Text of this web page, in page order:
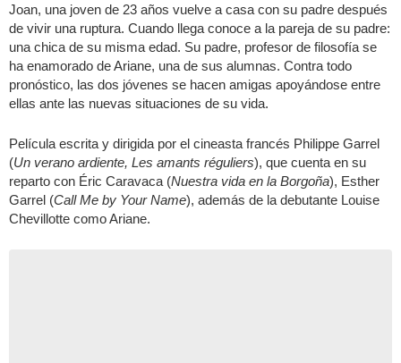
Joan, una joven de 23 años vuelve a casa con su padre después
de vivir una ruptura. Cuando llega conoce a la pareja de su padre:
una chica de su misma edad. Su padre, profesor de filosofía se
ha enamorado de Ariane, una de sus alumnas. Contra todo
pronóstico, las dos jóvenes se hacen amigas apoyándose entre
ellas ante las nuevas situaciones de su vida.
Película escrita y dirigida por el cineasta francés Philippe Garrel
(Un verano ardiente, Les amants réguliers), que cuenta en su
reparto con Éric Caravaca (Nuestra vida en la Borgoña), Esther
Garrel (Call Me by Your Name), además de la debutante Louise
Chevillotte como Ariane.